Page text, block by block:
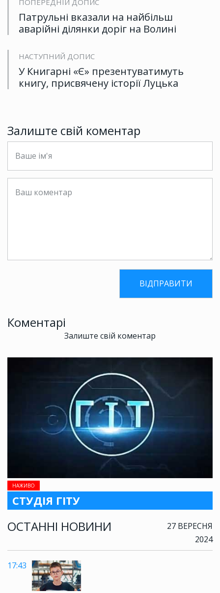
НАЖИВО
СТУДІЯ ГІТУ
ОСТАННІ НОВИНИ
27 ВЕРЕСНЯ
2024
17:43
Патрульні вказали на найбільш
аварійні ділянки доріг на Волині
НАСТУПНИЙ ДОПИС
У Книгарні «Є» презентуватимуть
книгу, присвячену історії Луцька
Залиште свій коментар
Коментарі
Залиште свій коментар